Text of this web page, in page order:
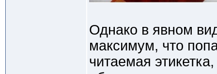
Однако в явном
максимум, что
читаемая